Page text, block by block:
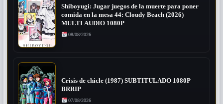
Shiboyugi: Jugar juegos de la muerte para poner
comida en la mesa 44: Cloudy Beach (2026)
MULTI AUDIO 1080P
08/08/2026
Crisis de chicle (1987) SUBTITULADO 1080P
BRRIP
07/08/2026